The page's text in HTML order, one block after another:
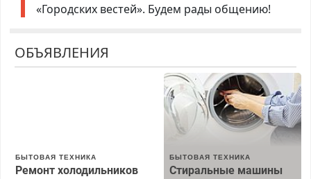
«Городских вестей». Будем рады общению!
ОБЪЯВЛЕНИЯ
БЫТОВАЯ ТЕХНИКА
Ремонт холодильников
БЫТОВАЯ ТЕХНИКА
Стиральные машины